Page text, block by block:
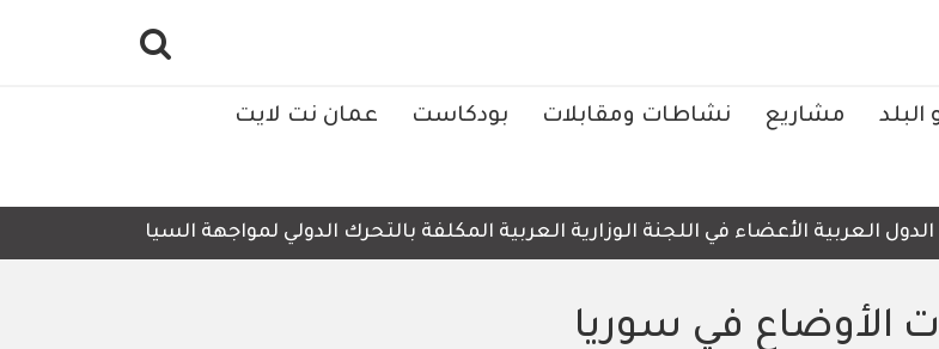
البلد مشاريع نشاطات ومقابلات بودكاست عمان نت لايت
العربية الأعضاء في اللجنة الوزارية العربية المكلفة بالتحرك الدولي لمواجهة السياسات والإجراءات
الأوضاع في سوريا